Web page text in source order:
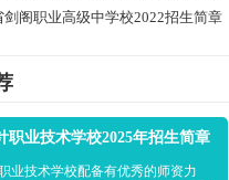
剑阁职业高级中学校2022招生简章
职业技术学校2025年招生简章
业技术学校配备有优秀的师资力